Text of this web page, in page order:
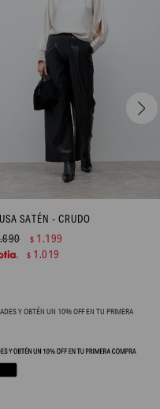
SATÉN - CRUDO
$ 1.199
$ 1.019
Y OBTÉN UN 10% OFF EN TU PRIMERA